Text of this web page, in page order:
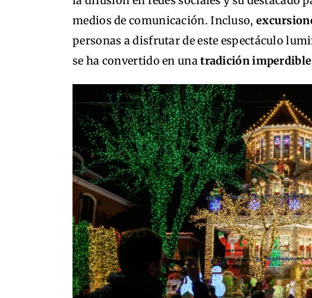
medios de comunicación. Incluso,
personas a disfrutar de este espectáculo
se ha convertido en unatradición imperdible